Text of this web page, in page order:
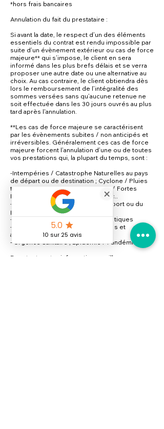
*hors frais bancaires
Annulation du fait du prestataire :
Si avant la date, le respect d’un des éléments
essentiels du contrat est rendu impossible par
suite d’un évènement extérieur ou cas de force
majeure** qui s’impose, le client en sera
informé dans les plus brefs délais et se verra
proposer une autre date ou une alternative au
choix. Au cas contraire, le client obtiendra dès
lors le remboursement de l’intégralité des
sommes versées sans qu’aucune retenue ne
soit effectuée dans les 30 jours ouvrés au plus
tard après l'annulation.
**Les cas de force majeure se caractérisent
par les évènements subites / non anticipés et
irréversibles. Généralement ces cas de force
majeure forcent l’annulation d’une ou de toutes
vos prestations qui, la plupart du temps, sont :
-Intempéries / Catastrophe Naturelles au pays
de départ ou de destination ; Cyclone / Pluies
torrentielles / Tempête de Neige / Fortes
Rafales / Séisme / Inondation / etc..
- Grèves des travailleurs de l’aéroport ou du
pays de départ / destination
- Emeutes / Guerre / Troubles Politiques
- Pollutions affectant les décollages et
atterrissages
- Urgence Sanitaire ; Epidémie / Pandémie
Pour toute autre information, veuillez vous